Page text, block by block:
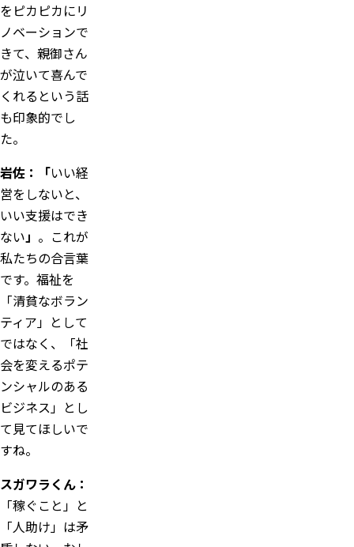
をピカピカにリ
ノベーションで
きて、親御さん
が泣いて喜んで
くれるという話
も印象的でし
た。
岩佐：「いい経
営をしないと、
いい支援はでき
ない」 。これが
私たちの合言葉
です。福祉を
「清貧なボラン
ティア」として
ではなく、「社
会を変えるポテ
ンシャルのある
ビジネス」とし
て見てほしいで
すね。
スガワラくん：
「稼ぐこと」と
「人助け」は矛